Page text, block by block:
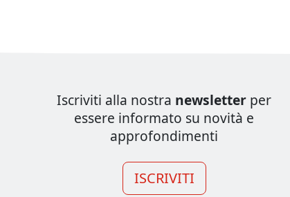
Iscriviti alla nostra newsletter per
essere informato su novità e
approfondimenti
ISCRIVITI